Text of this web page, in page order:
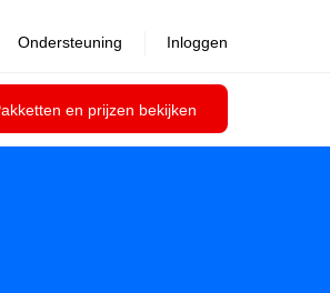
en prijzen bekijken
Ondersteuning Inloggen